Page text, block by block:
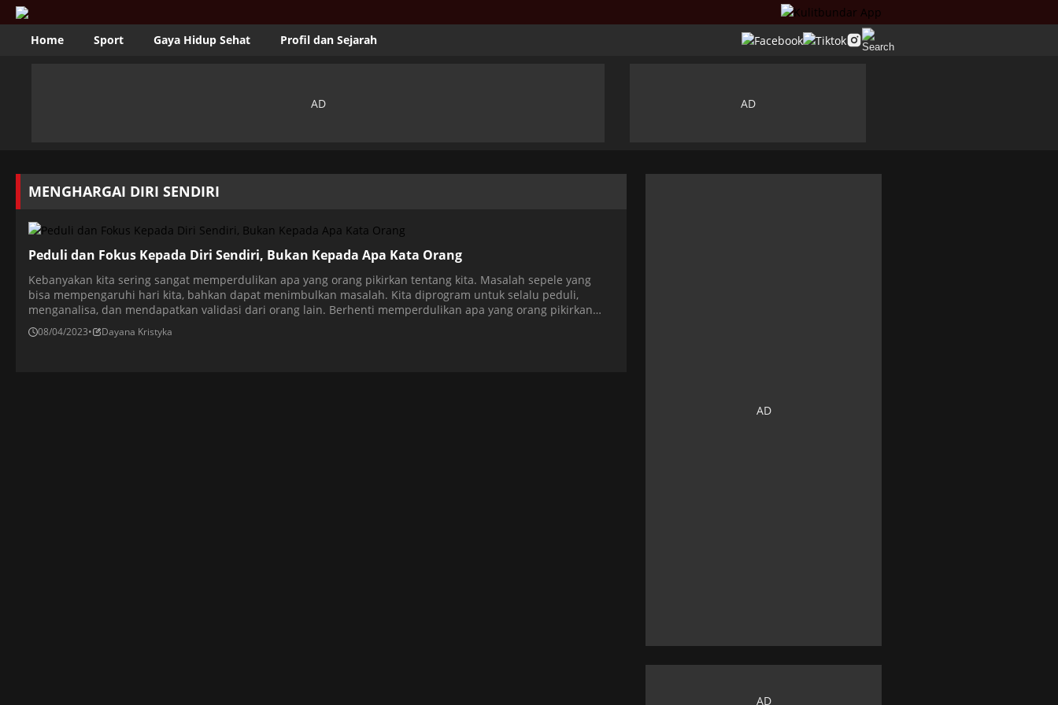
Home Sport Gaya Hidup Sehat Profil dan Sejarah
MENGHARGAI DIRI SENDIRI
Peduli dan Fokus Kepada Diri Sendiri, Bukan Kepada Apa Kata Orang
Kebanyakan kita sering sangat memperdulikan apa yang orang pikirkan tentang kita. Masalah sepele yang
bisa mempengaruhi hari kita, bahkan dapat menimbulkan masalah. Kita diprogram untuk selalu peduli,
menganalisa, dan mendapatkan validasi dari orang lain. Berhenti memperdulikan apa yang orang pikirkan
tentang kita, berarti menentang program dan pendidikan sosial yang telah kita alami selama bertahun-tahun.
Mengapa […]
08/04/2023• Dayana Kristyka